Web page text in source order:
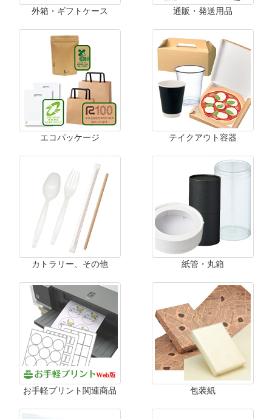
外箱・ギフトケース 通販・発送用品
エコパッケージ テイクアウト容器
カトラリー、その他 紙管・丸箱
お手軽プリント関連商品 包装紙